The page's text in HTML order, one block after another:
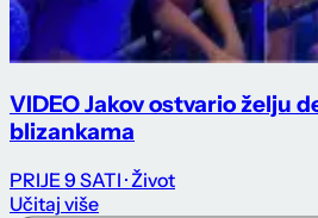
VIDEO Jakov ostvario želju
blizankama
PRIJE 9 SATI · Život
Učitaj više